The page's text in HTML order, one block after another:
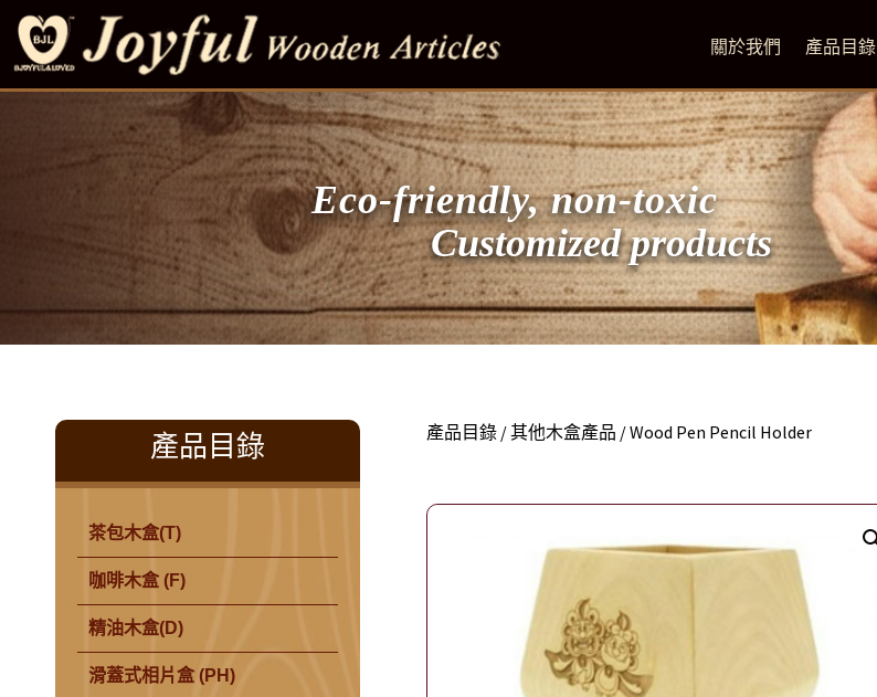
關於我們 產品目錄
Eco-friendly, non-toxic
Customized products
產品目錄
茶包木盒(T)
咖啡木盒 (F)
精油木盒(D)
滑蓋式相片盒 (PH)
產品目錄 /其他木盒產品 / Wood Pen Pencil Holder